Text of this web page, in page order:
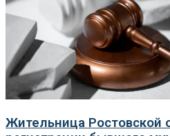
Жительница Ростовской